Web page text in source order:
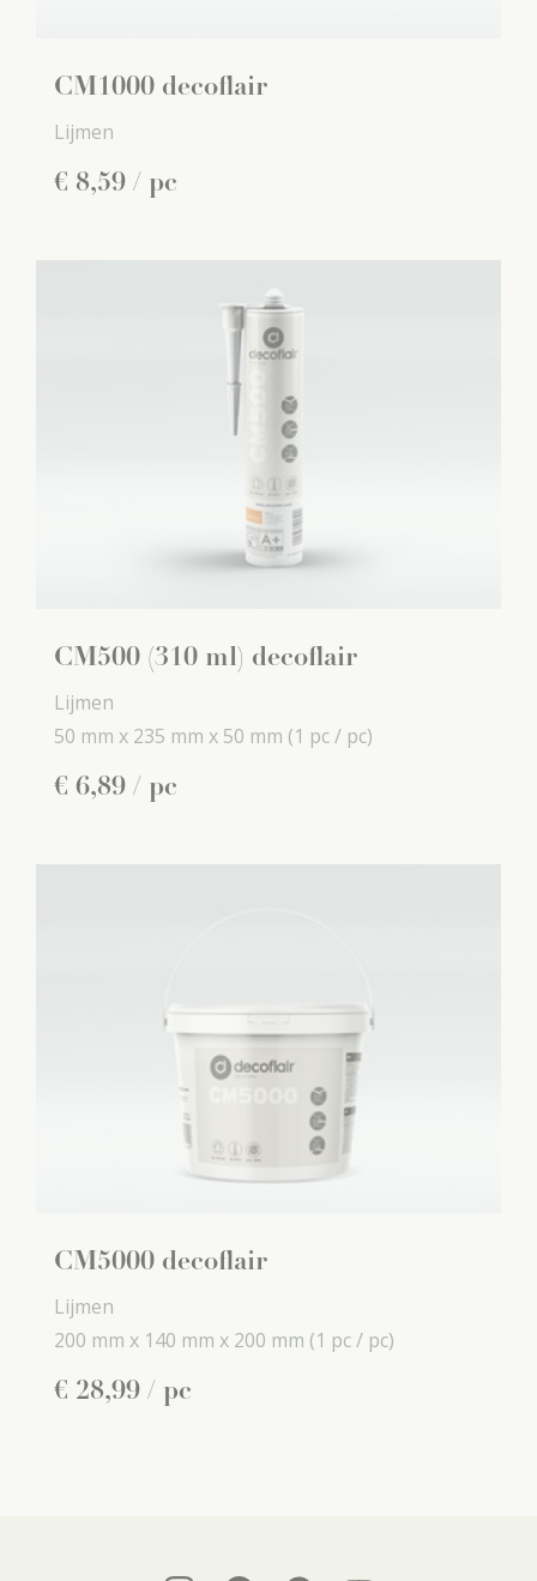
CM1000 decoflair
Lijmen
€ 8,59 / pc
CM500 (310 ml) decoflair
Lijmen
50 mm x 235 mm x 50 mm (1 pc / pc)
€ 6,89 / pc
CM5000 decoflair
Lijmen
200 mm x 140 mm x 200 mm (1 pc / pc)
€ 28,99 / pc